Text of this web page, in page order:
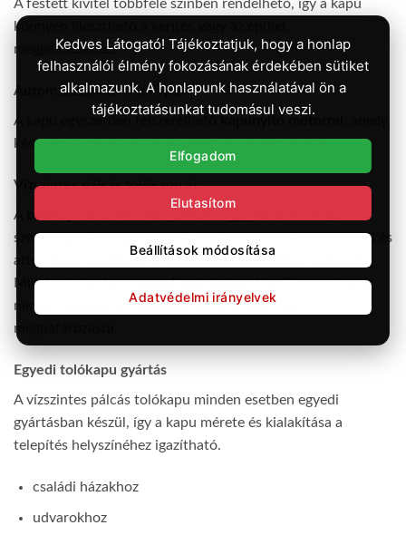
A festett kivitel többféle színben rendelhető, így a kapu
könnyen illeszthető a kerítés vagy az épület
megjelenéséhez.
Automatizálható tolókapu
A kapu egyszerűen felszerelhető
kényelmes nyitást és zárást biztosít távirányítóval.
Vízszintes pálcás tolókapu ár
A tolókapu ára
szélességétől, magasságától, a választott felületkezeléstől és
attól, hogy rendelnek-e kapunyitó automatika rendszert.
Mivel minden kapu egyedi gyártásban készül, a pontos ár
minden esetben a megadott méret alapján kerül
meghatározásra.
Egyedi tolókapu gyártás
A vízszintes pálcás tolókapu minden esetben egyedi
gyártásban készül, így a kapu mérete és kialakítása a
telepítés helyszínéhez igazítható.
családi házakhoz
udvarokhoz
Kedves Látogató! Tájékoztatjuk, hogy a honlap
felhasználói élmény fokozásának érdekében sütiket
alkalmazunk. A honlapunk használatával ön a
tájékoztatásunkat tudomásul veszi.
Elfogadom
Elutasítom
Beállítások módosítása
Adatvédelmi irányelvek